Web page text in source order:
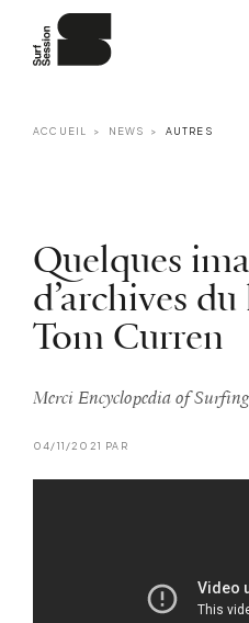
ACCUEIL NEWS AUTRES
Quelques
d’archives
Tom Curren
Merci Encyclopedia of
04/11/2021 PAR